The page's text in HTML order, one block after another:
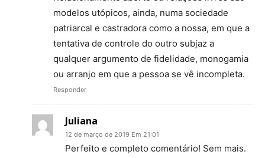
modelos utópicos, ainda, numa sociedade
patriarcal e castradora como a nossa, em que a
tentativa de controle do outro subjaz a
qualquer argumento de fidelidade, monogamia
ou arranjo em que a pessoa se vê incompleta.
Responder
Juliana
12 de março de 2019 Em 21:01
Perfeito e completo comentário! Sem mais.